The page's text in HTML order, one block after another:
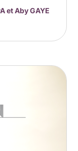
et Aby GAYE